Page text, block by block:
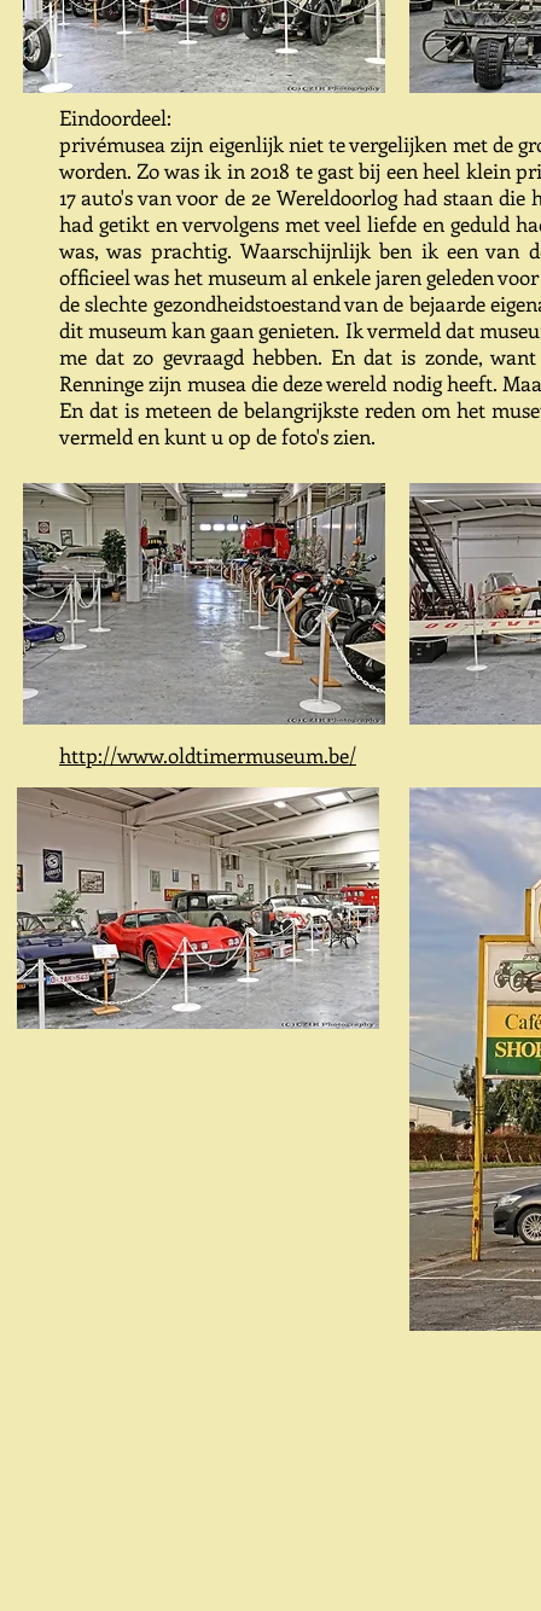
Eindoordeel:
privémusea zijn eigenlijk niet te vergelijken met de
worden. Zo was ik in 2018 te gast bij een heel klein
17 auto's van voor de 2e Wereldoorlog had staan
had getikt en vervolgens met veel liefde en geduld
was, was prachtig. Waarschijnlijk ben ik een van
officieel was het museum al enkele jaren geleden
de slechte gezondheidstoestand van de bejaarde
dit museum kan gaan genieten. Ik vermeld dat
me dat zo gevraagd hebben. En dat is zonde,
Renninge zijn musea die deze wereld nodig heeft.
En dat is meteen de belangrijkste reden om het
vermeld en kunt u op de foto's zien.
http://www.oldtimermuseum.be/